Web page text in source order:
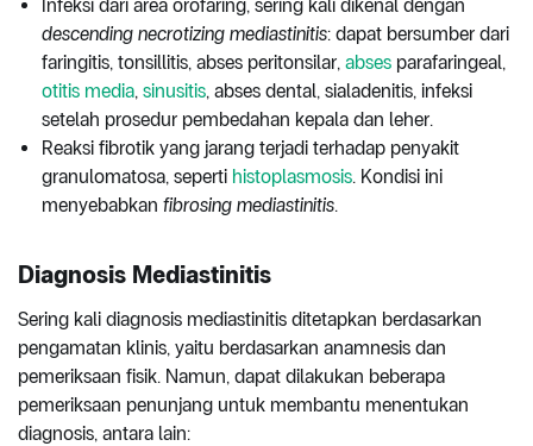
Infeksi dari area orofaring, sering kali dikenal dengan
descending necrotizing mediastinitis: dapat bersumber dari
faringitis, tonsillitis, abses peritonsilar, abses parafaringeal,
otitis media, sinusitis, abses dental, sialadenitis, infeksi
setelah prosedur pembedahan kepala dan leher.
Reaksi fibrotik yang jarang terjadi terhadap penyakit
granulomatosa, seperti histoplasmosis. Kondisi ini
menyebabkan fibrosing mediastinitis.
Diagnosis Mediastinitis
Sering kali diagnosis mediastinitis ditetapkan berdasarkan
pengamatan klinis, yaitu berdasarkan anamnesis dan
pemeriksaan fisik. Namun, dapat dilakukan beberapa
pemeriksaan penunjang untuk membantu menentukan
diagnosis, antara lain: